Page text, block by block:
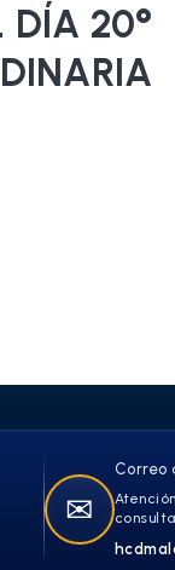
DÍA 20°
✉
Correo